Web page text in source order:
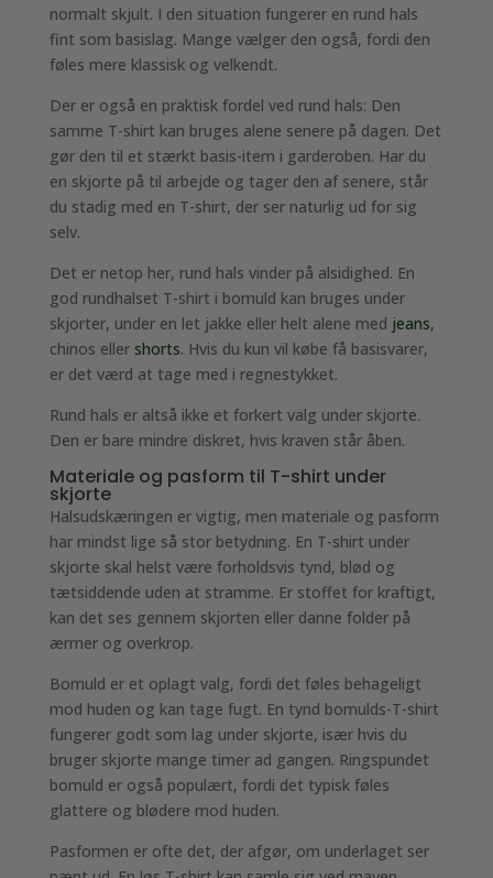
normalt skjult. I den situation fungerer en rund hals
fint som basislag. Mange vælger den også, fordi den
føles mere klassisk og velkendt.
Der er også en praktisk fordel ved rund hals: Den
samme T-shirt kan bruges alene senere på dagen. Det
gør den til et stærkt basis-item i garderoben. Har du
en skjorte på til arbejde og tager den af senere, står
du stadig med en T-shirt, der ser naturlig ud for sig
selv.
Det er netop her, rund hals vinder på alsidighed. En
god rundhalset T-shirt i bomuld kan bruges under
skjorter, under en let jakke eller helt alene med jeans,
chinos eller shorts. Hvis du kun vil købe få basisvarer,
er det værd at tage med i regnestykket.
Rund hals er altså ikke et forkert valg under skjorte.
Den er bare mindre diskret, hvis kraven står åben.
Materiale og pasform til T-shirt under
skjorte
Halsudskæringen er vigtig, men materiale og pasform
har mindst lige så stor betydning. En T-shirt under
skjorte skal helst være forholdsvis tynd, blød og
tætsiddende uden at stramme. Er stoffet for kraftigt,
kan det ses gennem skjorten eller danne folder på
ærmer og overkrop.
Bomuld er et oplagt valg, fordi det føles behageligt
mod huden og kan tage fugt. En tynd bomulds-T-shirt
fungerer godt som lag under skjorte, især hvis du
bruger skjorte mange timer ad gangen. Ringspundet
bomuld er også populært, fordi det typisk føles
glattere og blødere mod huden.
Pasformen er ofte det, der afgør, om underlaget ser